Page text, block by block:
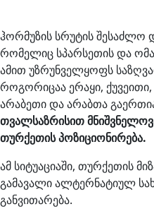
ჰორმუზის სრუტის შესაძლო
რომელიც სპარსეთის და
ამით უზრუნველყოფს
როგორიცაა ერაყი, ქუვეითი,
არაბეთი და არაბთა
თვალსაზრისით
თურქეთის პოზიციონირება.
ამ სიტუაციაში, თურქეთის
გამავალი ალტერნატიულ
განვითარება.